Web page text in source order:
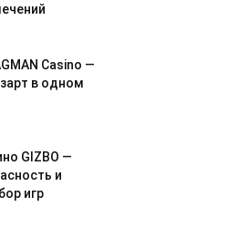
Casino —
в одном
GIZBO —
и
игр